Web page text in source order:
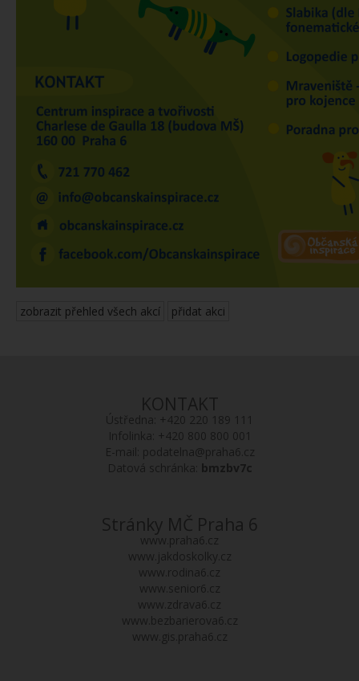
zobrazit přehled všech akcí přidat akci
KONTAKT
Ústředna: +420 220 189 111
Infolinka: +420 800 800 001
E-mail: podatelna@praha6.cz
Datová schránka: bmzbv7c
Stránky MČ Praha 6
www.praha6.cz
www.jakdoskolky.cz
www.rodina6.cz
www.senior6.cz
www.zdrava6.cz
www.bezbarierova6.cz
www.gis.praha6.cz